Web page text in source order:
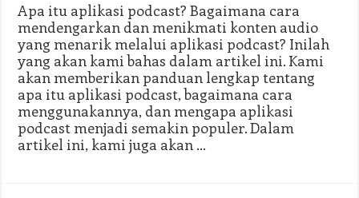
Apa itu aplikasi podcast? Bagaimana cara
mendengarkan dan menikmati konten audio
yang menarik melalui aplikasi podcast? Inilah
yang akan kami bahas dalam artikel ini. Kami
akan memberikan panduan lengkap tentang
apa itu aplikasi podcast, bagaimana cara
menggunakannya, dan mengapa aplikasi
podcast menjadi semakin populer. Dalam
artikel ini, kami juga akan …